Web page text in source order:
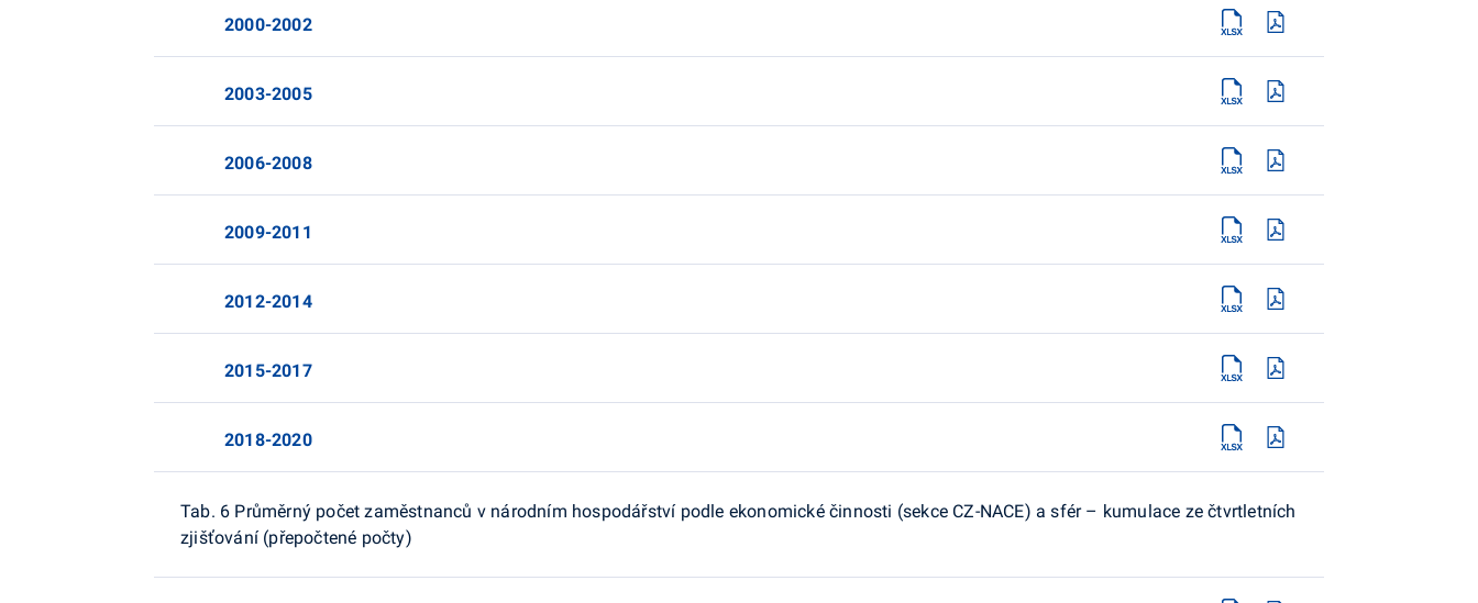
2000-2002
2003-2005
2006-2008
2009-2011
2012-2014
2015-2017
2018-2020
Tab. 6 Průměrný počet zaměstnanců v národním hospodářství podle ekonomické činnosti (sekce CZ-NACE) a sfér – kumulace ze čtvrtletních
zjišťování (přepočtené počty)